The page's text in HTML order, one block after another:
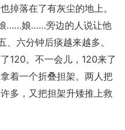
掉落在了有灰尘的地上。
……娘……旁边的人说让他
六分钟后痰越来越多。
120。不一会儿，120来了
着一个折叠担架。两人把
多，又把担架升矮推上救